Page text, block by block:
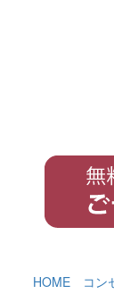
HOME コン